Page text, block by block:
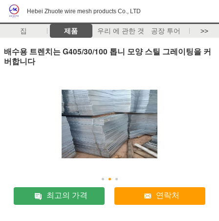
Hebei Zhuote wire mesh products Co., LTD
집 제품 우리 에 관한 것 공장 투어 >>
배수용 트렌치는 G405/30/100 톱니 모양 스틸 그레이팅을 커
버합니다
최고의 가격 연락처